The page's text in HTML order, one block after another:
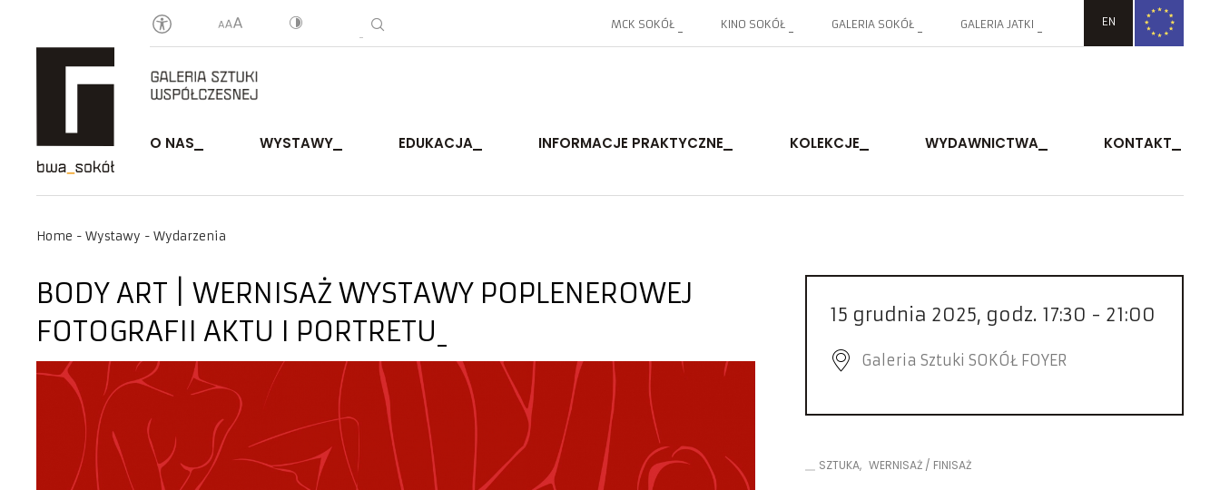
MCK SOKÓŁ KINO SOKÓŁ GALERIA SOKÓŁ GALERIA JATKI EN
O NAS WYSTAWY EDUKACJA INFORMACJE PRAKTYCZNE KOLEKCJE WYDAWNICTWA KONTAKT
Home Wystawy Wydarzenia
BODY ART | WERNISAŻ WYSTAWY POPLENEROWEJ
FOTOGRAFII AKTU I PORTRETU
15 grudnia 2025, godz. 17:30 - 21:00
Galeria Sztuki SOKÓŁ FOYER
SZTUKA WERNISAŻ / FINISAŻ